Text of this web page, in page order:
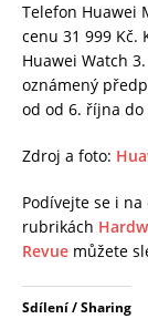
Telefon Huawei
cenu 31 999 Kč.
Huawei Watch
oznámený
od od 6. října do
Zdroj a foto:
Podívejte se i
rubrikách
Revue můžete
Sdílení / Sharing